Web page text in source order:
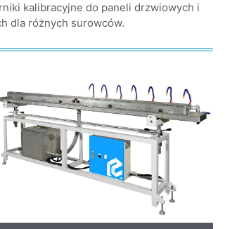
kalibracyjne do paneli drzwiowych i
dla różnych surowców.